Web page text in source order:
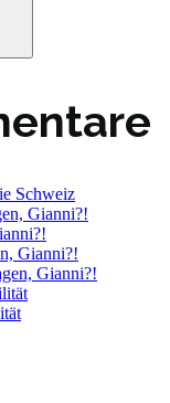
Schweiz
Gianni?!
Gianni?!
Gianni?!